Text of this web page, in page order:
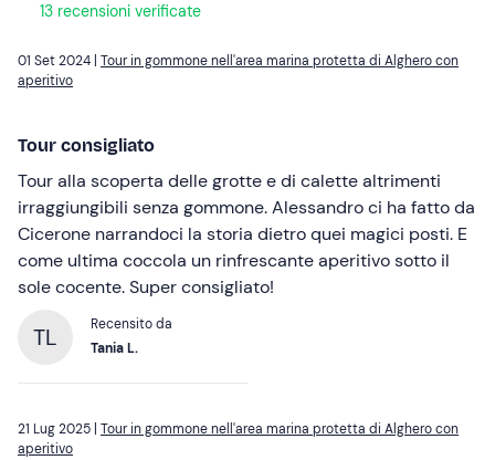
13 recensioni verificate
01 Set 2024 | Tour in gommone nell'area marina protetta di Alghero con
aperitivo
Tour consigliato
Tour alla scoperta delle grotte e di calette altrimenti
irraggiungibili senza gommone. Alessandro ci ha fatto da
Cicerone narrandoci la storia dietro quei magici posti. E
come ultima coccola un rinfrescante aperitivo sotto il
sole cocente. Super consigliato!
TL
Recensito da
Tania L.
21 Lug 2025 | Tour in gommone nell'area marina protetta di Alghero con
aperitivo